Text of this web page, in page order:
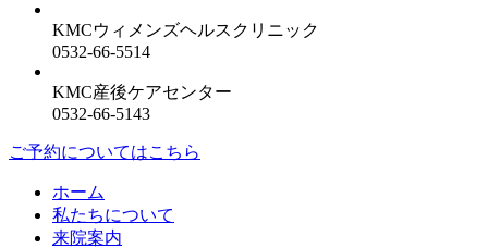
KMCウィメンズヘルスクリニック
0532-66-5514
KMC産後ケアセンター
0532-66-5143
ご予約についてはこちら
ホーム
私たちについて
来院案内